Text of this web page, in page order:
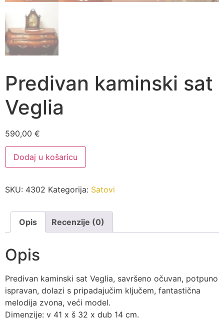
Predivan kaminski sat
Veglia
590,00 €
Predivan
kaminski
sat
Dodaj u košaricu
SKU: 4302 Kategorija: Satovi
Opis Recenzije (0)
Opis
Predivan kaminski sat Veglia, savršeno očuvan, potpuno
ispravan, dolazi s pripadajučim ključem, fantastična
melodija zvona, veći model.
Dimenzije: v 41 x š 32 x dub 14 cm.